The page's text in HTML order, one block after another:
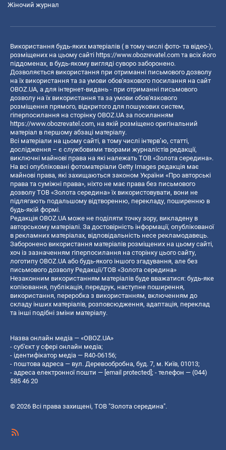
Жіночий журнал
Використання будь-яких матеріалів ( в тому числі фото- та відео-),
розміщених на цьому сайті https://www.obozrevatel.com та всіх його
піддоменах, в будь-якому вигляді суворо заборонено.
Дозволяється використання при отриманні письмового дозволу
на їх використання та за умови обов'язкового посилання на сайт
OBOZ.UA, а для інтернет-видань - при отриманні письмового
дозволу на їх використання та за умови обов'язкового
розміщення прямого, відкритого для пошукових систем,
гіперпосилання на сторінку OBOZ.UA за посиланням
https://www.obozrevatel.com, на якій розміщено оригінальний
матеріал в першому абзаці матеріалу.
Всі матеріали на цьому сайті, в тому числі інтерв’ю, статті,
дослідження – є службовими творами журналістів редакції,
виключні майнові права на які належать ТОВ «Золота середина».
На всі опубліковані фотоматеріали Getty Images редакція має
майнові права, які захищаються законом України «Про авторські
права та суміжні права», ніхто не має права без письмового
дозволу ТОВ «Золота середина» їх використовувати, вони не
підлягають подальшому відтворенню, перекладу, поширенню в
будь-якій формі.
Редакція OBOZ.UA може не поділяти точку зору, викладену в
авторському матеріалі. За достовірність інформації, опублікованої
в рекламних матеріалах, відповідальність несе рекламодавець.
Заборонено використання матеріалів розміщених на цьому сайті,
хоч із зазначенням гіперпосилання на сторінку цього сайту,
логотипу OBOZ.UA або будь-якого іншого згадування, але без
письмового дозволу Редакції/ТОВ «Золота середина»
Незаконним використанням матеріалів буде вважатися: будь-яке
копiювання, публiкацiя, передрук, наступне поширення,
використання, переробка з використанням, включенням до
складу інших матеріалів, розповсюдження, адаптація, переклад
та інші подібні зміни матеріалу.
Назва онлайн медіа — «OBOZ.UA»
- суб'єкт у сфері онлайн медіа;
- ідентифікатор медіа — R40-06156;
- поштова адреса — вул. Деревообробна, буд. 7, м. Київ, 01013;
- адреса електронної пошти — [email protected]; - телефон — (044)
585 46 20
© 2026 Всі права захищені, ТОВ "Золота середина".